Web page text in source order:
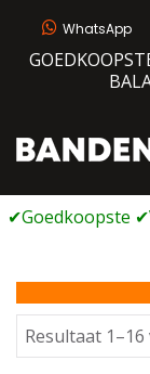
WhatsApp
Resultaat